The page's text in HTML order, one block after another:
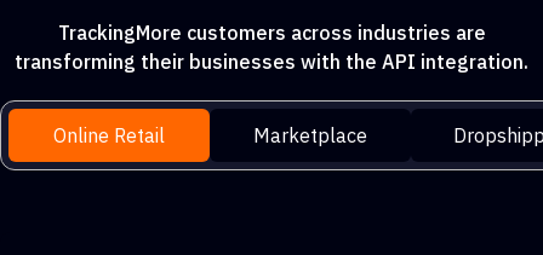
TrackingMore customers across industries are
transforming their businesses with the API integration.
Online Retail Marketplace